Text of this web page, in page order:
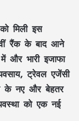
मिली इस
रैंक के बाद आने
और भारी इजाफा
ट्रेवल एजेंसी
के नए और बेहतर
को एक नई